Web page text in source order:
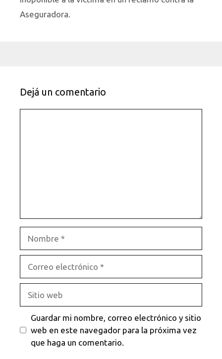
Aseguradora.
Dejá un comentario
electrónico
web
Guardar mi nombre, correo electrónico y sitio
web en este navegador para la próxima vez
que haga un comentario.